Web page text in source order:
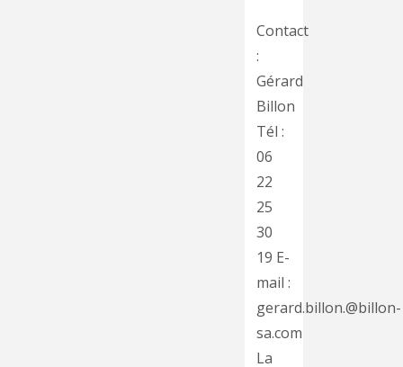
Contact
:
Gérard
Billon
Tél :
06
22
25
30
19 E-
mail :
gerard.billon.@billon-
sa.com
La